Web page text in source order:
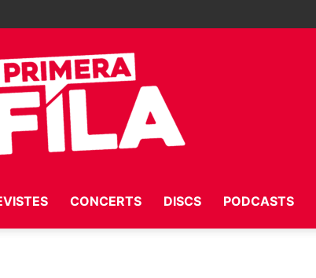
CONCERTS DISCS PODCASTS